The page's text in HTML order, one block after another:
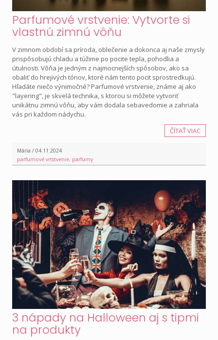
Parfumové vrstvenie: Vytvorte si
vlastnú zimnú vôňu
V zimnom období sa príroda, oblečenie a dokonca aj naše zmysly
prispôsobujú chladu a túžime po pocite tepla, pohodlia a
útulnosti. Vôňa je jedným z najmocnejších spôsobov, ako sa
obaliť do hrejivých tónov, ktoré nám tento pocit sprostredkujú.
Hľadáte niečo výnimočné? Parfumové vrstvenie, známe aj ako
"layering", je skvelá technika, s ktorou si môžete vytvoriť
unikátnu zimnú vôňu, aby vám dodala sebavedomie a zahriala
vás pri každom nádychu.
ČÍTAŤ VIAC
Mária / 04.11.2024
parfumové vrtstvenie, parfumy
3 nápady na Halloween aj s tipmi
na produkty